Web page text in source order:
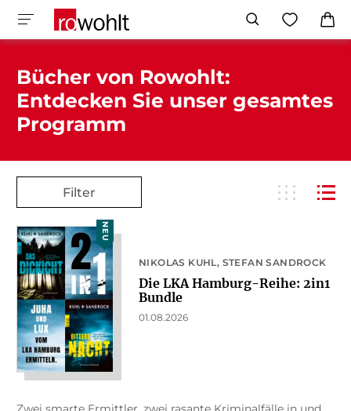
Bücher von Rowohlt:
Entdecken Sie unser gesamtes
Programm
Filter
NEU
NIKOLAS KUHL STEFAN SANDROCK
Die LKA Hamburg-Reihe: 2in1
Bundle
01.08.2026